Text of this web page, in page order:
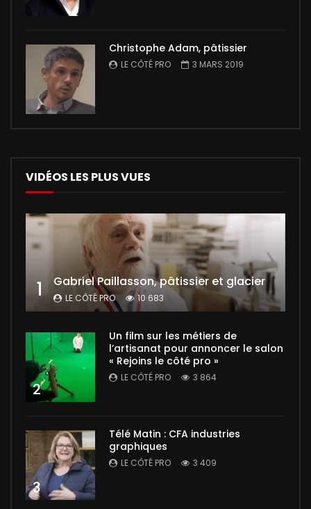
Christophe Adam, pâtissier
LE CÔTÉ PRO 3 MARS 2019
VIDÉOS LES PLUS VUES
1 Gabriel Paillasson, pâtissier et glacier
LE CÔTÉ PRO 10 683
2
Un film sur les métiers de
l’artisanat pour annoncer le salon
« Rejoins le côté pro »
LE CÔTÉ PRO 3 864
3
Télé Matin : CFA industries
graphiques
LE CÔTÉ PRO 3 409